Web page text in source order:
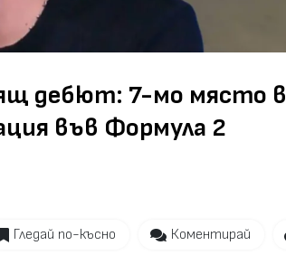
дебют: 7-мо място в
във Формула 2
Гледай по-късно Коментирай